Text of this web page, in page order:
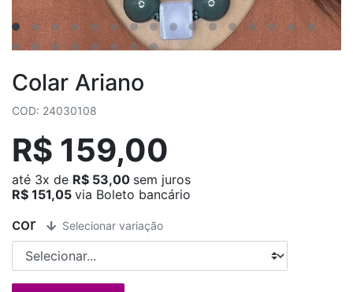
Colar Ariano
COD: 24030108
R$ 159,00
até 3x de R$ 53,00 sem juros
R$ 151,05 via Boleto bancário
cor Selecionar variação